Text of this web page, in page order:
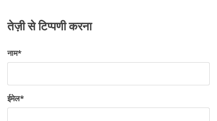
तेज़ी से टिप्पणी करना
नाम*
ईमेल*